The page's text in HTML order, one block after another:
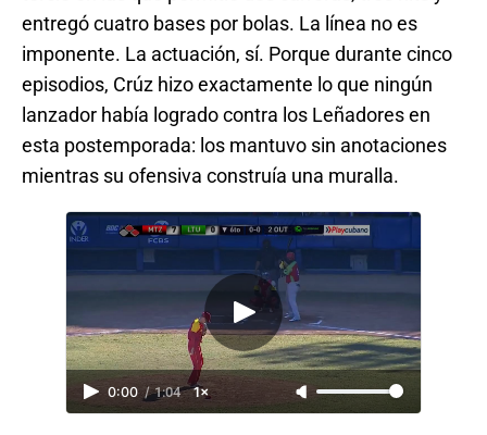
entregó cuatro bases por bolas. La línea no es
imponente. La actuación, sí. Porque durante cinco
episodios, Crúz hizo exactamente lo que ningún
lanzador había logrado contra los Leñadores en
esta postemporada: los mantuvo sin anotaciones
mientras su ofensiva construía una muralla.
0:00 / 1:04 1×